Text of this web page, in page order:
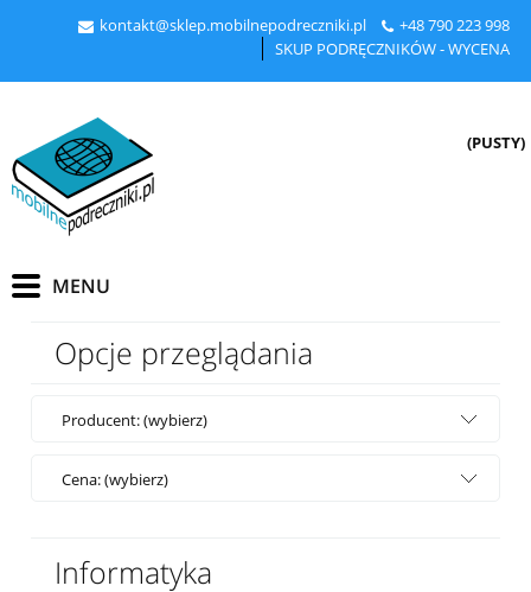
kontakt@sklep.mobilnepodreczniki.pl +48790 223 998
SKUP PODRĘCZNIKÓW - WYCENA
(PUSTY)
Opcje przeglądania
Producent: (wybierz)
Cena: (wybierz)
Informatyka